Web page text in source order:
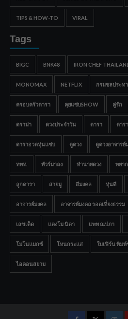
TIPS & HOW-TO VIRAL
Tags
BIGC BNK48 IRON CHEF
MONOMAX NETFLIX กรมชลประท
ครอบครัวดารา คุยแซ่บSHOW คู่รัก
ดราม่า ดวงประจำวัน ดารา ดาร
ดาราอวดหุ่นแซ่บ ดูดวง ดูดวงอาจารย์
ททท. ทัวร์มาลง ทำนายดวง พยา
ลูกดารา สายมู สีมงคล หุ่นดี
อาจารย์มงคล อาจารย์มงคล รอดเที่ยงธรรม
เลขเด็ด แตงโม นิดา แพท ณปภา
โมโนแมกซ์ โหนกระแส ใบเฟิร์น พิม
ไอคอนสยาม